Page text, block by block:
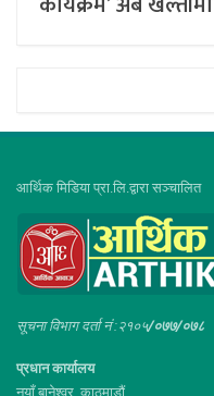
आर्थिक मिडिया प्रा.लि.द्वारा सञ्चालित
सूचना विभाग दर्ता नं :२१०५/०७७/०७८
प्रधान कार्यालय
नयाँ बानेश्वर, काठमाडौं